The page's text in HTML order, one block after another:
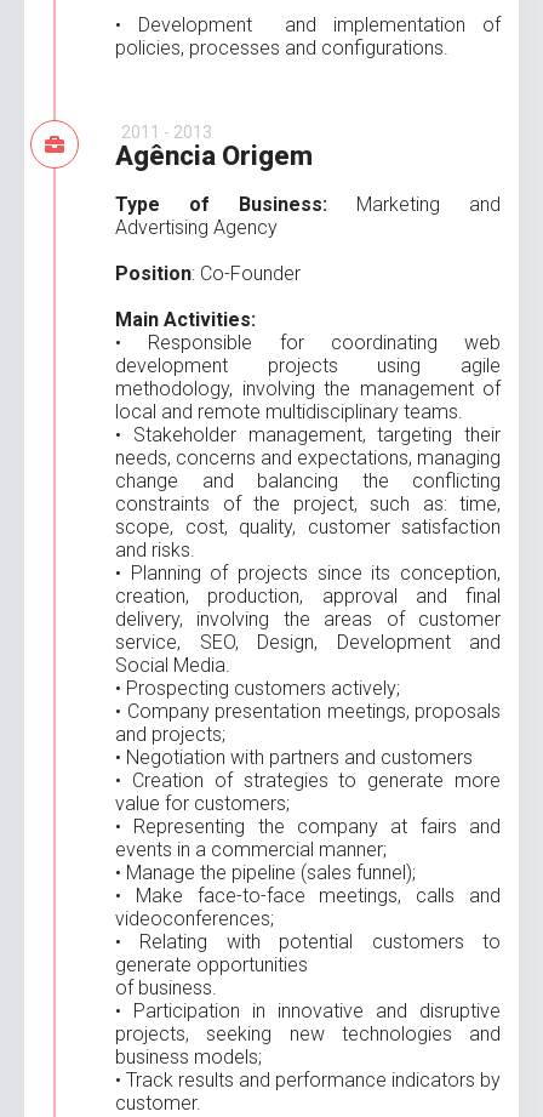
• Development and implementation of
policies, processes and configurations.
2011 - 2013
Agência Origem
Type of Business:
Marketing and
Advertising Agency
Position: Co-Founder
Main Activities:
• Responsible for coordinating web
development projects using agile
methodology, involving the management of
local and remote multidisciplinary teams.
• Stakeholder management, targeting their
needs, concerns and expectations, managing
change and balancing the conflicting
constraints of the project, such as: time,
scope, cost, quality, customer satisfaction
and risks.
• Planning of projects since its conception,
creation, production, approval and final
delivery, involving the areas of customer
service, SEO, Design, Development and
Social Media.
• Prospecting customers actively;
• Company presentation meetings, proposals
and projects;
• Negotiation with partners and customers
• Creation of strategies to generate more
value for customers;
• Representing the company at fairs and
events in a commercial manner;
• Manage the pipeline (sales funnel);
• Make face-to-face meetings, calls and
videoconferences;
• Relating with potential customers to
generate opportunities
of business.
• Participation in innovative and disruptive
projects, seeking new technologies and
business models;
• Track results and performance indicators by
customer.